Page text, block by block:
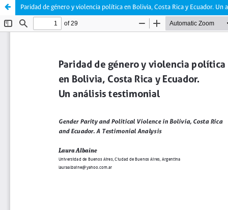
Paridad de género y violencia política en Bolivia, Costa Rica y Ecuador.